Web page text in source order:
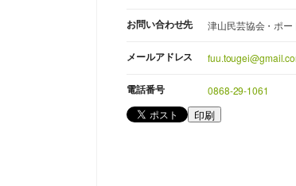
お問い合わせ先 津山民芸協会・ポ
メールアドレス
電話番号 0868-29-1061
印刷